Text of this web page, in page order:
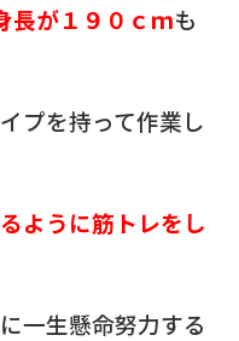
長が１９０ｃｍも
プを持って作業し
ように筋トレをし
一生懸命努力する